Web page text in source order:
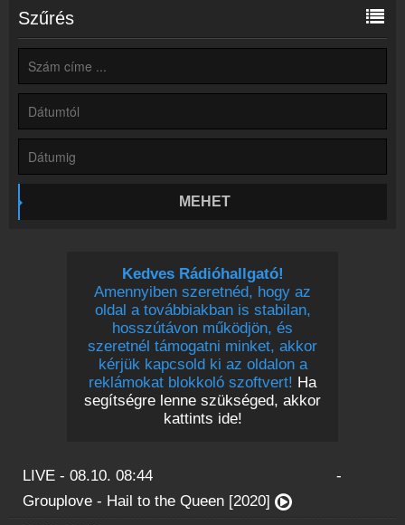
Rádiós partnerek
Rádió beágyazás
Ágyazd be weboldaladba
Online rádió készítés
Készítés lépésről lépésre
Szűrés
MEHET
Kedves Rádióhallgató!
Amennyiben szeretnéd, hogy az
oldal a továbbiakban is stabilan,
hosszútávon működjön, és
szeretnél támogatni minket, akkor
kérjük kapcsold ki az oldalon a
reklámokat blokkoló szoftvert! Ha
segítségre lenne szükséged, akkor
kattints ide!
LIVE - 08.10. 08:44 -
Grouplove - Hail to the Queen [2020]